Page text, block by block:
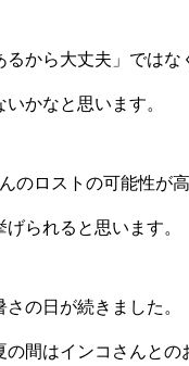
から大丈夫」では
かなと思います。
のロストの可能性が
られると思います。
の日が続きました。
間はインコさんとの